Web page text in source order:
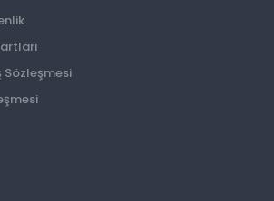
Sözleşmesi